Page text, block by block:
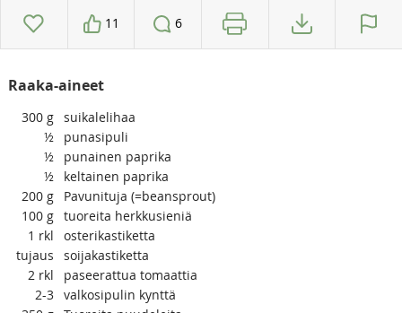
11 6
Raaka-aineet
300 g suikalelihaa
½
punasipuli
½
punainen paprika
½
keltainen paprika
200 g
Pavunituja (=beansprout)
100 g tuoreita herkkusieniä
1 rkl
osterikastiketta
tujaus
soijakastiketta
2 rkl
paseerattua tomaattia
2-3 valkosipulin kynttä